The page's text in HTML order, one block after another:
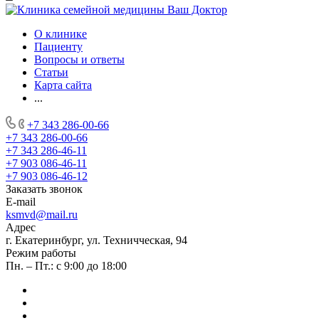
О клинике
Пациенту
Вопросы и ответы
Статьи
Карта сайта
...
+7 343 286-00-66
+7 343 286-00-66
+7 343 286-46-11
+7 903 086-46-11
+7 903 086-46-12
Заказать звонок
E-mail
ksmvd@mail.ru
Адрес
г. Екатеринбург, ул. Техничческая, 94
Режим работы
Пн. – Пт.: с 9:00 до 18:00